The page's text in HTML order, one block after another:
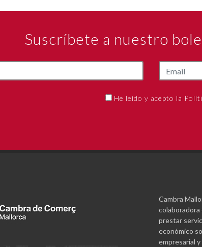
Suscríbete a nuestro
He leído y acepto la
Cambra
colaboradora
prestar
económico
empresarial